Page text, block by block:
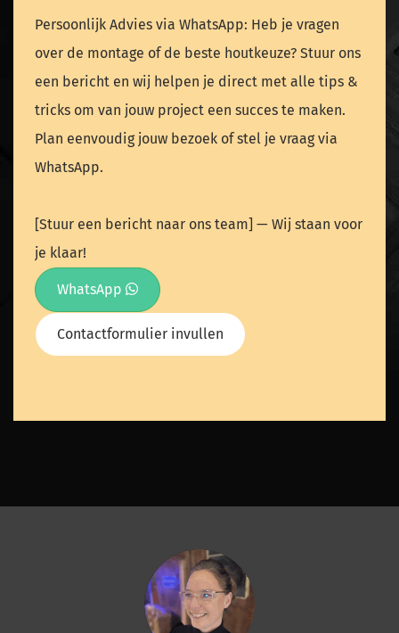
Persoonlijk Advies via WhatsApp: Heb je vragen
over de montage of de beste houtkeuze? Stuur ons
een bericht en wij helpen je direct met alle tips &
tricks om van jouw project een succes te maken.
Plan eenvoudig jouw bezoek of stel je vraag via
WhatsApp.
[Stuur een bericht naar ons team] — Wij staan voor
je klaar!
WhatsApp
Contactformulier invullen